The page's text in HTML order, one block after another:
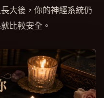
大後，你的神經系統仍
比較安全。